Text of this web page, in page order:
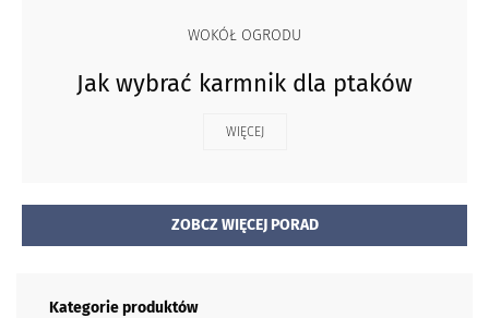
WOKÓŁ OGRODU
Jak wybrać karmnik dla ptaków
WIĘCEJ
ZOBCZ WIĘCEJ PORAD
Kategorie produktów